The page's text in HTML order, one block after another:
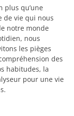
plus qu’une
de vie qui nous
notre monde
nous
les pièges
des
habitudes, la
pour une vie